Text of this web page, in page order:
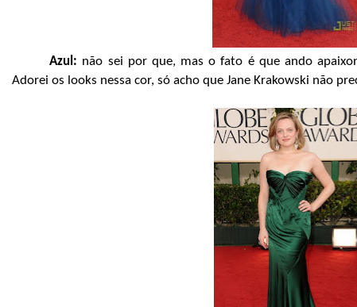
Azul: não sei por que, mas o fato é que ando
Adorei os looks nessa cor, só acho que Jane Krakowski não